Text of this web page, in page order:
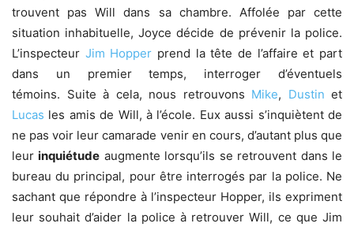
trouvent pas Will dans sa chambre. Affolée par cette
situation inhabituelle, Joyce décide de prévenir la police.
L’inspecteur Jim Hopper prend la tête de l’affaire et part
dans un premier temps, interroger d’éventuels
témoins. Suite à cela, nous retrouvons Mike, Dustin et
Lucas les amis de Will, à l’école. Eux aussi s’inquiètent de
ne pas voir leur camarade venir en cours, d’autant plus que
leurinquiétude augmente lorsqu’ils se retrouvent dans le
bureau du principal, pour être interrogés par la police. Ne
sachant que répondre à l’inspecteur Hopper, ils expriment
leur souhait d’aider la police à retrouver Will, ce que Jim